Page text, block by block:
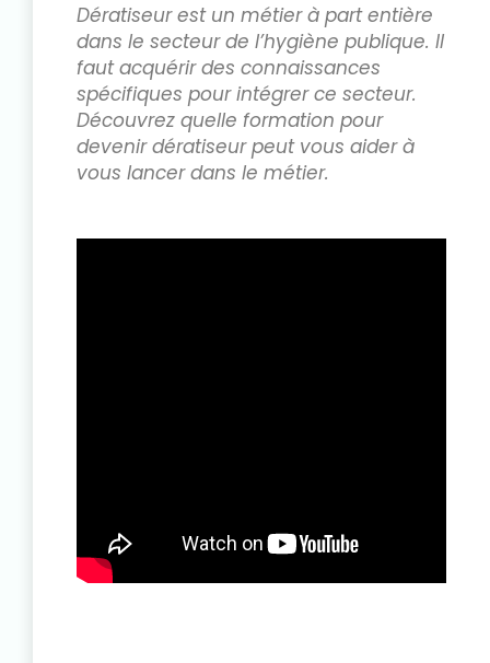
Dératiseur est un métier à part entière
dans le secteur de l’hygiène publique. Il
faut acquérir des connaissances
spécifiques pour intégrer ce secteur.
Découvrez quelle formation pour
devenir dératiseur peut vous aider à
vous lancer dans le métier.